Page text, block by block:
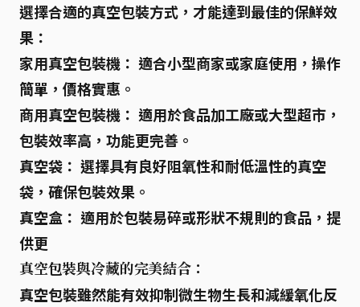
選擇合適的真空包裝方式，才能達到最佳的保鮮效
果：
家用真空包裝機： 適合小型商家或家庭使用，操作
簡單，價格實惠。
商用真空包裝機： 適用於食品加工廠或大型超市，
包裝效率高，功能更完善。
真空袋： 選擇具有良好阻氧性和耐低溫性的真空
袋，確保包裝效果。
真空盒： 適用於包裝易碎或形狀不規則的食品，提
供更
真空包裝與冷藏的完美結合：
真空包裝雖然能有效抑制微生物生長和減緩氧化反